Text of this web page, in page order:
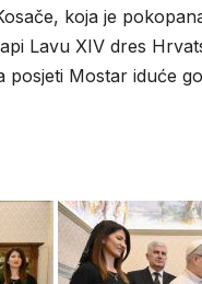
koja je
Lavu XIV dres
posjeti Mostar iduće